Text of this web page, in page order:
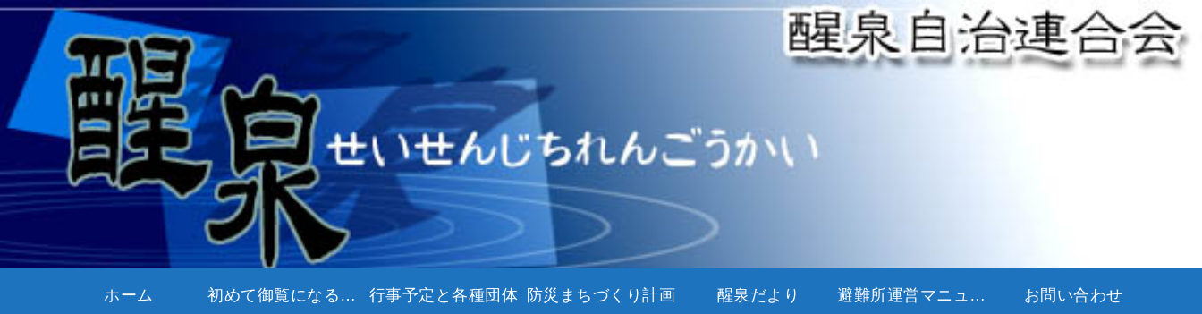
ホーム 初めて御覧になる方へ 行事予定と各種団体 防災まちづくり計画 醒泉だより 避難所運営マニュアル お問い合わせ